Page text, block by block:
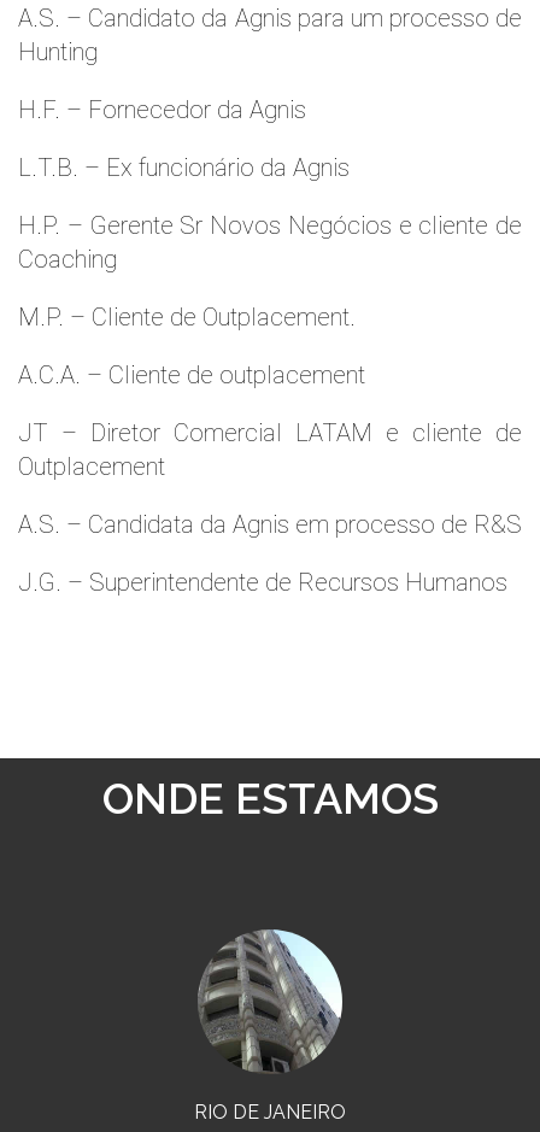
A.S. – Candidato da Agnis para um processo de
Hunting
H.F. – Fornecedor da Agnis
L.T.B. – Ex funcionário da Agnis
H.P. – Gerente Sr Novos Negócios e cliente de
Coaching
M.P. – Cliente de Outplacement.
A.C.A. – Cliente de outplacement
JT – Diretor Comercial LATAM e cliente de
Outplacement
A.S. – Candidata da Agnis em processo de R&S
J.G. – Superintendente de Recursos Humanos
ONDE ESTAMOS
RIO DE JANEIRO